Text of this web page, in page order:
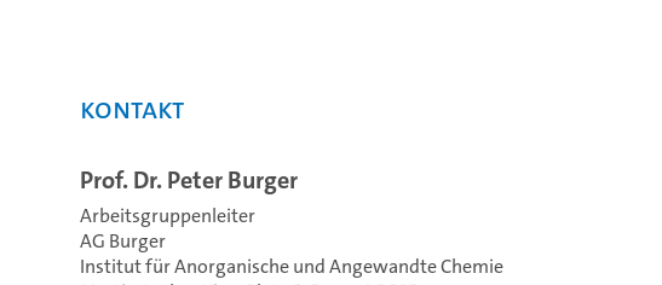
Kontakt
Prof. Dr. Peter Burger
Arbeitsgruppenleiter
AG Burger
Institut für Anorganische und Angewandte Chemie